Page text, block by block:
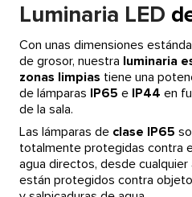
Luminaria LED
Con unas dimensiones
de grosor, nuestra luminaria
zonas limpias tiene una
de lámparas IP65 e IP44 en
de la sala.
Las lámparas de clase IP65
totalmente protegidas contra
agua directos, desde cualquier
están protegidos contra